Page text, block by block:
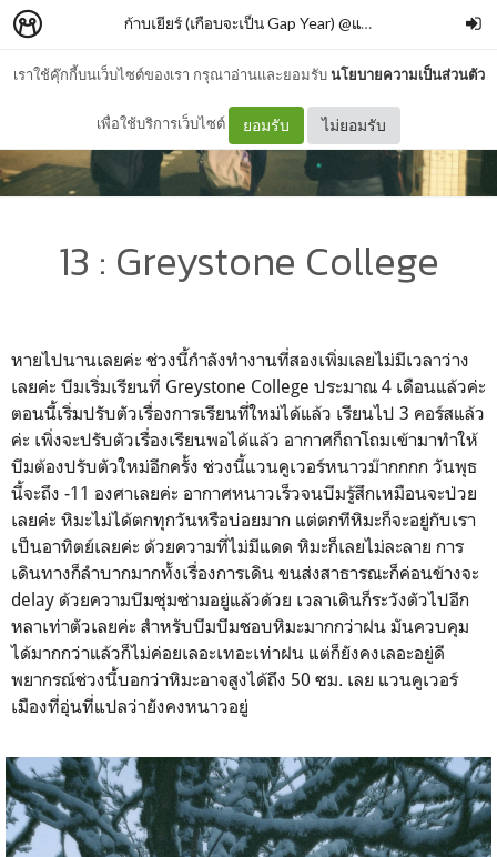
เราใช้คุ๊กกี้บนเว็บไซต์ของเรา กรุณาอ่านและยอมรับนโยบายความเป็นส่วนตัว
เพื่อใช้บริการเว็บไซต์ ยอมรับ ไม่ยอมรับ
ก้าบเยียร์ (เกือบจะเป็น Gap Year) @แคนาดา Brave
13 : Greystone College
หายไปนานเลยค่ะ ช่วงนี้กำลังทำงานที่สองเพิ่มเลยไม่มีเวลาว่าง
เลยค่ะ บีมเริ่มเรียนที่ Greystone College ประมาณ 4 เดือนแล้วค่ะ
ตอนนี้เริ่มปรับตัวเรื่องการเรียนที่ใหม่ได้แล้ว เรียนไป 3 คอร์สแล้ว
ค่ะ เพิ่งจะปรับตัวเรื่องเรียนพอได้แล้ว อากาศก็ถาโถมเข้ามาทำให้
บีมต้องปรับตัวใหม่อีกครั้ง ช่วงนี้แวนคูเวอร์หนาวม๊ากกกก วันพุธ
นี้จะถึง -11 องศาเลยค่ะ อากาศหนาวเร็วจนบีมรู้สึกเหมือนจะป่วย
เลยค่ะ หิมะไม่ได้ตกทุกวันหรือบ่อยมาก แต่ตกทีหิมะก็จะอยู่กับเรา
เป็นอาทิตย์เลยค่ะ ด้วยความที่ไม่มีแดด หิมะก็เลยไม่ละลาย การ
เดินทางก็ลำบากมากทั้งเรื่องการเดิน ขนส่งสาธารณะก็ค่อนข้างจะ
delay ด้วยความบีมซุ่มซ่ามอยู่แล้วด้วย เวลาเดินก็ระวังตัวไปอีก
หลาเท่าตัวเลยค่ะ สำหรับบีมบีมชอบหิมะมากกว่าฝน มันควบคุม
ได้มากกว่าแล้วก็ไม่ค่อยเลอะเทอะเท่าฝน แต่ก็ยังคงเลอะอยู่ดี
พยากรณ์ช่วงนี้บอกว่าหิมะอาจสูงได้ถึง 50 ซม. เลย แวนคูเวอร์
เมืองที่อุ่นที่แปลว่ายังคงหนาวอยู่